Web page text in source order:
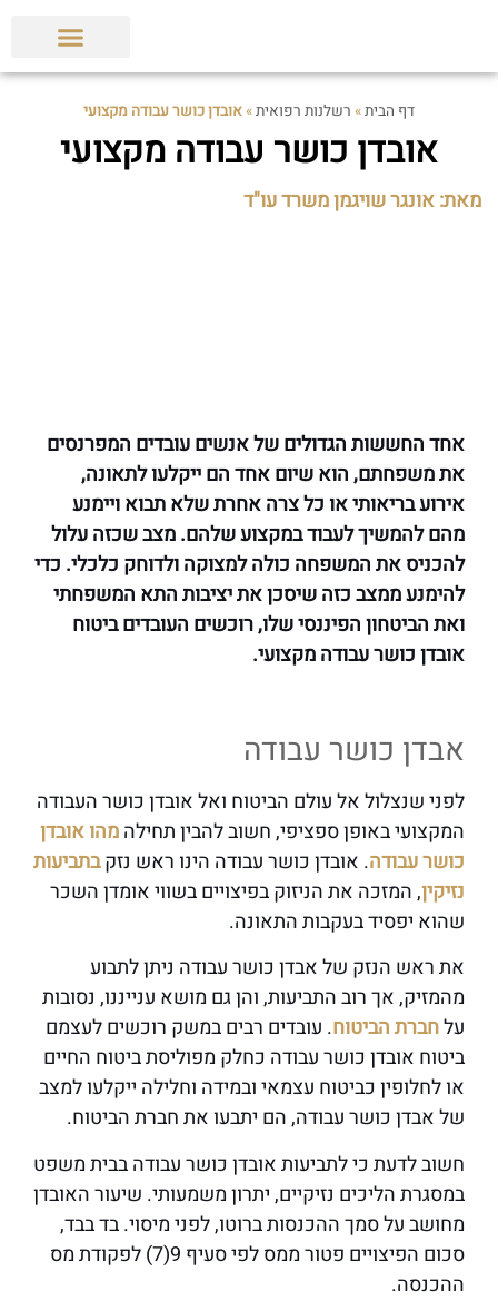
דף הבית» רשלנות רפואית»אובדן כושר עבודה מקצועי
אובדן כושר עבודה מקצועי
מאת: אונגר שויגמן משרד עו"ד
אחד החששות הגדולים של אנשים עובדים המפרנסים
את משפחתם, הוא שיום אחד הם ייקלעו לתאונה,
אירוע בריאותי או כל צרה אחרת שלא תבוא ויימנע
מהם להמשיך לעבוד במקצוע שלהם. מצב שכזה עלול
להכניס את המשפחה כולה למצוקה ולדוחק כלכלי. כדי
להימנע ממצב כזה שיסכן את יציבות התא המשפחתי
ואת הביטחון הפיננסי שלו, רוכשים העובדים ביטוח
אובדן כושר עבודה מקצועי.
אבדן כושר עבודה
לפני שנצלול אל עולם הביטוח ואל אובדן כושר העבודה
המקצועי באופן ספציפי, חשוב להבין תחילהמהו אובדן
כושר עבודה. אובדן כושר עבודה הינו ראש נזקבתביעות
נזיקין, המזכה את הניזוק בפיצויים בשווי אומדן השכר
שהוא יפסיד בעקבות התאונה.
את ראש הנזק של אבדן כושר עבודה ניתן לתבוע
מהמזיק, אך רוב התביעות, והן גם מושא ענייננו, נסובות
עלחברת הביטוח. עובדים רבים במשק רוכשים לעצמם
ביטוח אובדן כושר עבודה כחלק מפוליסת ביטוח החיים
או לחלופין כביטוח עצמאי ובמידה וחלילה ייקלעו למצב
של אבדן כושר עבודה, הם יתבעו את חברת הביטוח.
חשוב לדעת כי לתביעות אובדן כושר עבודה בבית משפט
במסגרת הליכים נזיקיים, יתרון משמעותי. שיעור האובדן
מחושב על סמך ההכנסות ברוטו, לפני מיסוי. בד בבד,
סכום הפיצויים פטור ממס לפי סעיף 9(7) לפקודת מס
ההכנסה.